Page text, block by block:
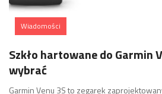
Wiadomości
Szkło hartowane do Garmin
wybrać
Garmin Venu 3S to zegarek